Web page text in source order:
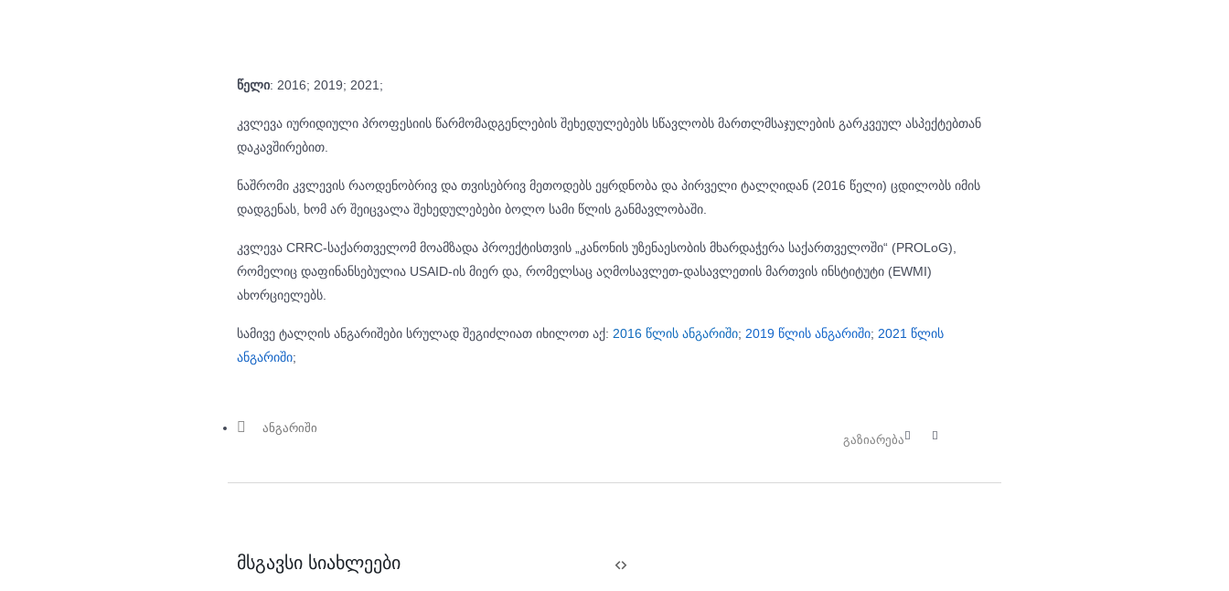
წელი: 2016; 2019; 2021;
კვლევა იურიდიული პროფესიის წარმომადგენლების შეხედულებებს სწავლობს მართლმსაჯულების გარკვეულ ასპექტებთან
დაკავშირებით.
ნაშრომი კვლევის რაოდენობრივ და თვისებრივ მეთოდებს ეყრდნობა და პირველი ტალღიდან (2016 წელი) ცდილობს იმის
დადგენას, ხომ არ შეიცვალა შეხედულებები ბოლო სამი წლის განმავლობაში.
კვლევა CRRC-საქართველომ მოამზადა პროექტისთვის „კანონის უზენაესობის მხარდაჭერა საქართველოში“ (PROLoG),
რომელიც დაფინანსებულია USAID-ის მიერ და, რომელსაც აღმოსავლეთ-დასავლეთის მართვის ინსტიტუტი (EWMI)
ახორციელებს.
სამივე ტალღის ანგარიშები სრულად შეგიძლიათ იხილოთ აქ: 2016 წლის ანგარიში; 2019 წლის ანგარიში; 2021 წლის
ანგარიში;
ანგარიში
გაზიარება
მსგავსი სიახლეები